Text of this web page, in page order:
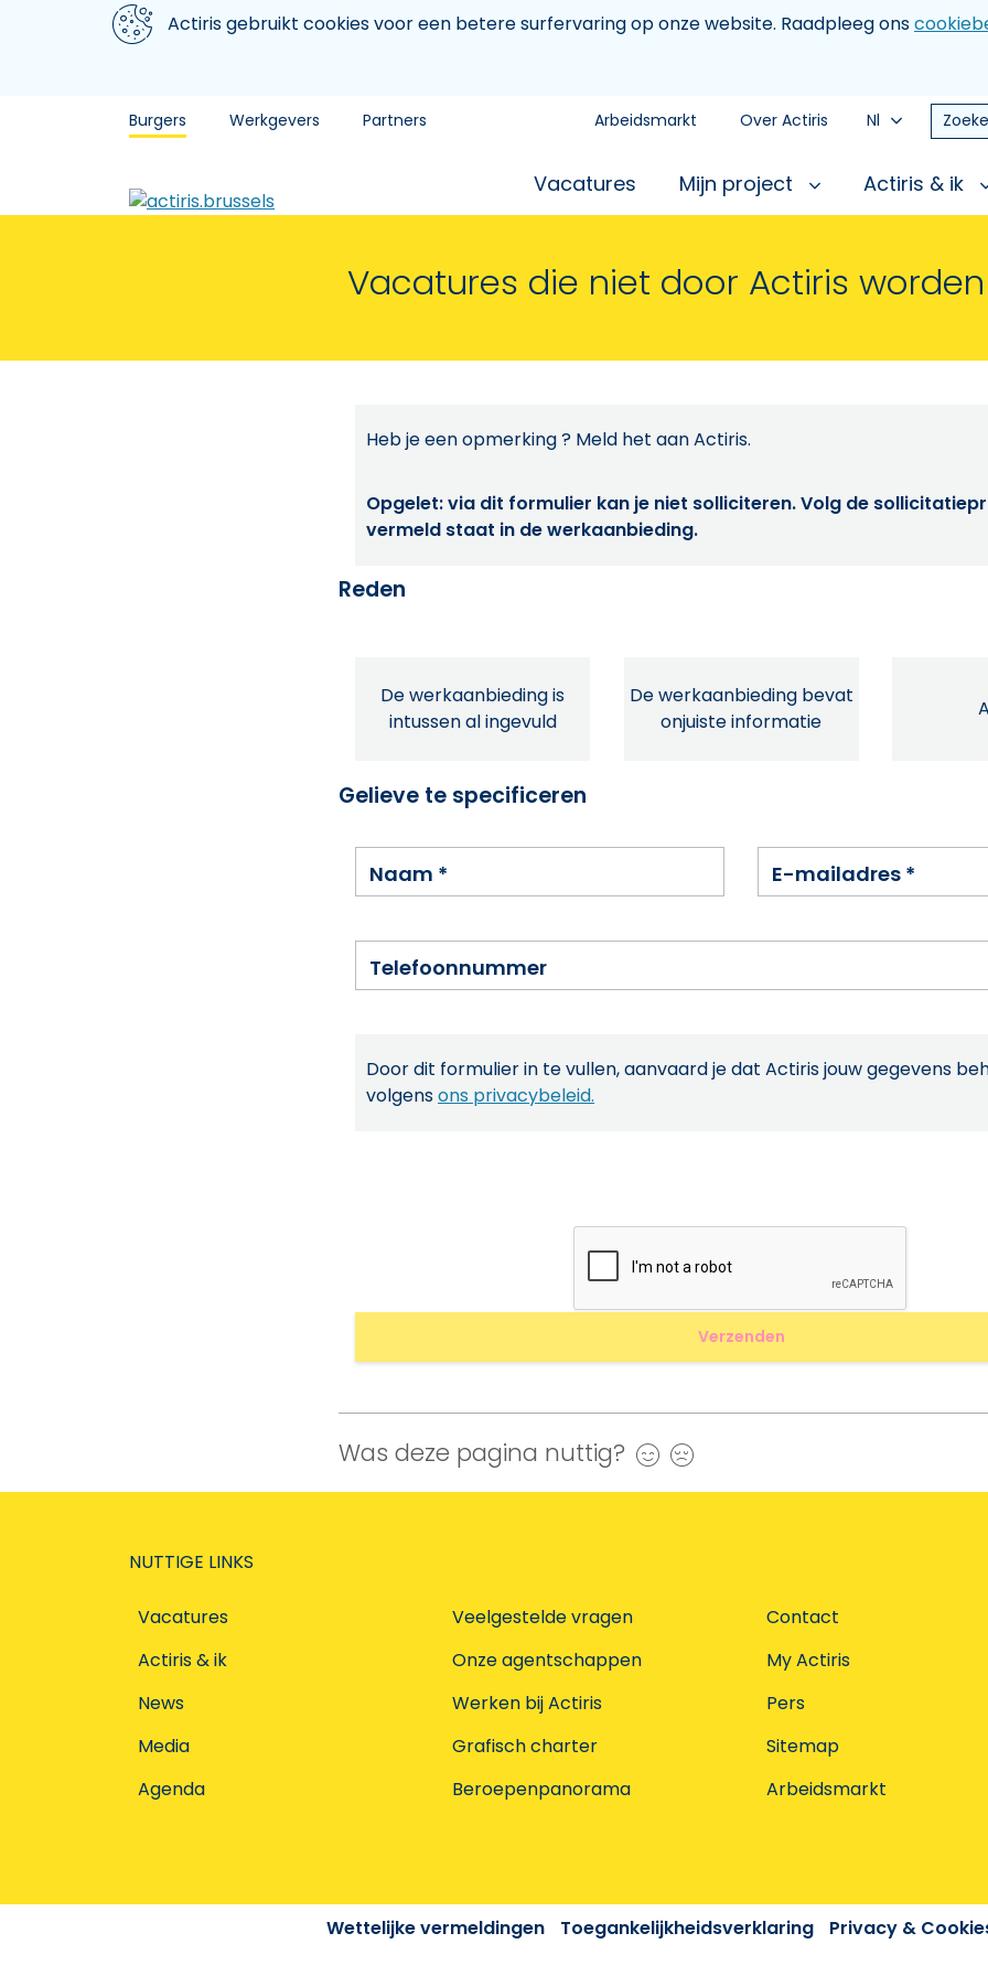
Aller au contenu principal
We gebruiken cookiesActiris gebruikt cookies voor een betere surfervaring op onze website. Raadpleeg ons
Burgers Werkgevers Partners Arbeidsmarkt Over Actiris Nl
Vacatures Mijn project Actiris & ik
Vacatures die niet door Actiris
Heb je een opmerking ? Meld het aan Actiris.
Opgelet: via dit formulier kan je niet solliciteren. Volg de
vermeld staat in de werkaanbieding.
Reden
De werkaanbieding is
intussen al ingevuld
De werkaanbieding bevat
onjuiste informatie
Gelieve te specificeren
Naam * E-mailadres *
Telefoonnummer
Door dit formulier in te vullen, aanvaard je dat Actiris jouw gegevens
volgensons privacybeleid.
Was deze pagina nuttig? Ja
NUTTIGE LINKS
Vacatures
Actiris & ik
News
Media
Agenda
Veelgestelde vragen
Onze agentschappen
Werken bij Actiris
Grafisch charter
Beroepenpanorama
Contact
My Actiris
Pers
Sitemap
Arbeidsmarkt
Wettelijke vermeldingen Toegankelijkheidsverklaring Privacy &